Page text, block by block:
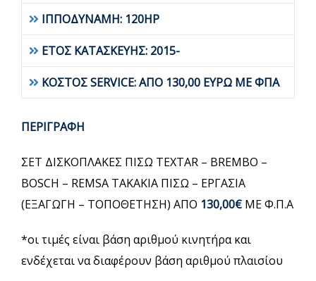
ΙΠΠΟΔΥΝΑΜΗ: 120HP
ΕΤΟΣ ΚΑΤΑΣΚΕΥΗΣ: 2015-
ΚΟΣΤΟΣ SERVICE: ΑΠΟ 130,00 ΕΥΡΩ ΜΕ ΦΠΑ
ΠΕΡΙΓΡΑΦΗ
ΣΕΤ ΔΙΣΚΟΠΛΑΚΕΣ ΠΙΣΩ TEXTAR – BREMBO –
BOSCH – REMSA ΤΑΚΑΚΙΑ ΠΙΣΩ – ΕΡΓΑΣΙΑ
(ΕΞΑΓΩΓΗ – ΤΟΠΟΘΕΤΗΣΗ) ΑΠΟ 130,00€ ΜΕ Φ.Π.Α
*οι τιμές είναι βάση αριθμού κινητήρα και
ενδέχεται να διαφέρουν βάση αριθμού πλαισίου